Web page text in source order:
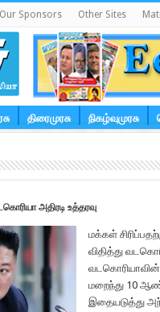
Our Sponsors Other Sites
திரைமுரசு நிகழ்வுமுரசு
அதிரடி உத்தரவு
மக்கள்
விதித்து
மறைந்து 10
இதையடுத்து